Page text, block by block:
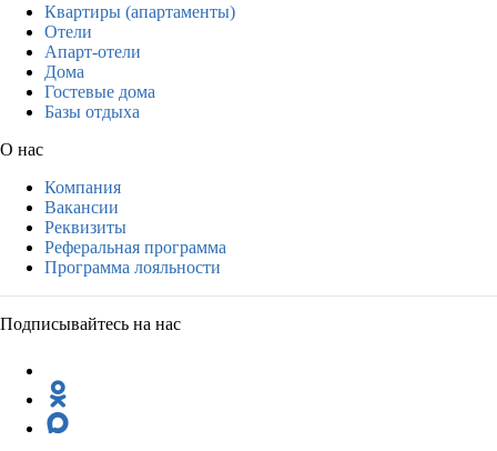
Квартиры (апартаменты)
Отели
Апарт-отели
Дома
Гостевые дома
Базы отдыха
О нас
Компания
Вакансии
Реквизиты
Реферальная программа
Программа лояльности
Подписывайтесь на нас